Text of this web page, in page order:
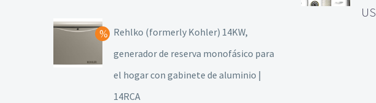
Rehlko (formerly Kohler) 14KW,
generador de reserva monofásico para
el hogar con gabinete de aluminio |
14RCA